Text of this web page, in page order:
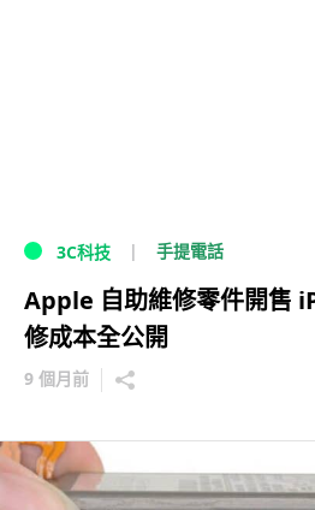
3C科技 手提電話
Apple 自助維修零件開售
修成本全公開
9 個月前